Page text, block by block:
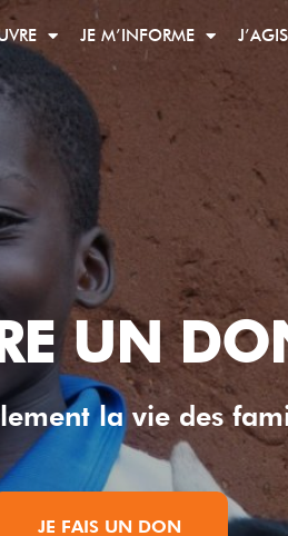
JE M’INFORME J’AGIS
UN
la vie des
JE FAIS UN DON